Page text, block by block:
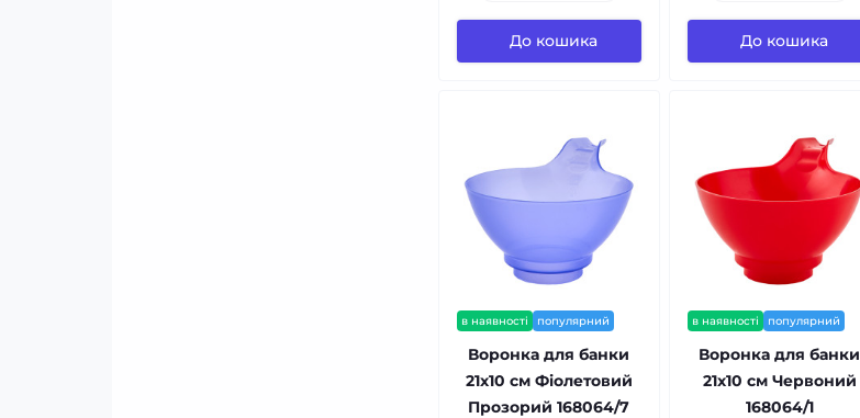
До кошика До кошика
в наявності популярний
Воронка для банки
21x10 см Фіолетовий
Прозорий 168064/7
в наявності популярний
Воронка для банки
21x10 см Червоний
168064/1